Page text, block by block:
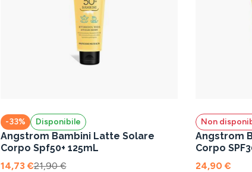
-33% Disponibile
Angstrom Bambini Latte Solare
Corpo Spf50+ 125mL
14,73 €21,90 €
Non
Angstrom
Corpo
Viso SPF30
24,90 €